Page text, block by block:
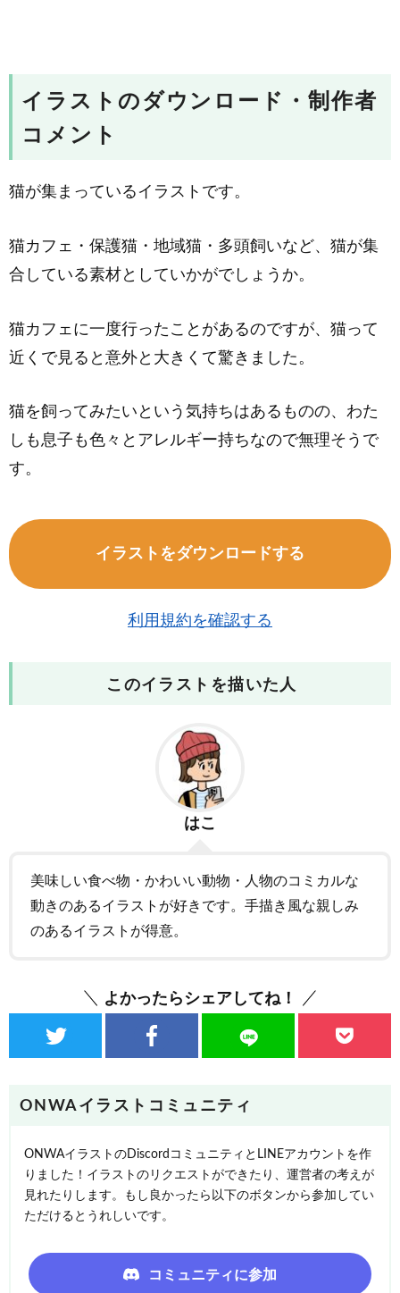
イラストのダウンロード・制作者
コメント
猫が集まっているイラストです。
猫カフェ・保護猫・地域猫・多頭飼いなど、猫が集
合している素材としていかがでしょうか。
猫カフェに一度行ったことがあるのですが、猫って
近くで見ると意外と大きくて驚きました。
猫を飼ってみたいという気持ちはあるものの、わた
しも息子も色々とアレルギー持ちなので無理そうで
す。
イラストをダウンロードする
利用規約を確認する
このイラストを描いた人
はこ
美味しい食べ物・かわいい動物・人物のコミカルな
動きのあるイラストが好きです。手描き風な親しみ
のあるイラストが得意。
よかったらシェアしてね！
ONWAイラストコミュニティ
ONWAイラストのDiscordコミュニティとLINEアカウントを作
りました！イラストのリクエストができたり、運営者の考えが
見れたりします。もし良かったら以下のボタンから参加してい
ただけるとうれしいです。
コミュニティに参加